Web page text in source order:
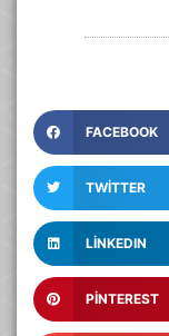
FACEBOOK
TWITTER
LINKEDIN
PINTEREST